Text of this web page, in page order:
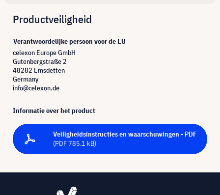
Productveiligheid
Verantwoordelijke persoon voor de EU
celexon Europe GmbH
Gutenbergstraße 2
48282 Emsdetten
Germany
info@celexon.de
Informatie over het product
Veiligheidsinstructies en waarschuwingen - PDF
(PDF 785.1 kB)